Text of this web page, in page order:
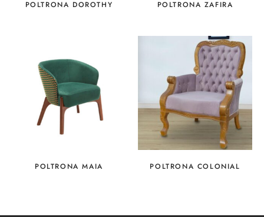
POLTRONA DOROTHY POLTRONA ZAFIRA
POLTRONA MAIA POLTRONA COLONIAL